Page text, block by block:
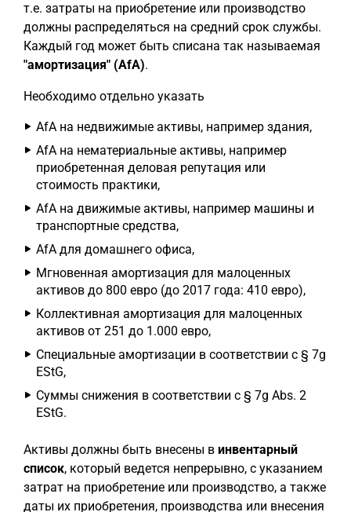
т.е. затраты на приобретение или производство
должны распределяться на средний срок службы.
Каждый год может быть списана так называемая
"амортизация" (AfA).
Необходимо отдельно указать
AfA на недвижимые активы, например здания,
AfA на нематериальные активы, например
приобретенная деловая репутация или
стоимость практики,
AfA на движимые активы, например машины и
транспортные средства,
AfA для домашнего офиса,
Мгновенная амортизация для малоценных
активов до 800 евро (до 2017 года: 410 евро),
Коллективная амортизация для малоценных
активов от 251 до 1.000 евро,
Специальные амортизации в соответствии с § 7g
EStG,
Суммы снижения в соответствии с § 7g Abs. 2
EStG.
Активы должны быть внесены в инвентарный
список, который ведется непрерывно, с указанием
затрат на приобретение или производство, а также
даты их приобретения, производства или внесения